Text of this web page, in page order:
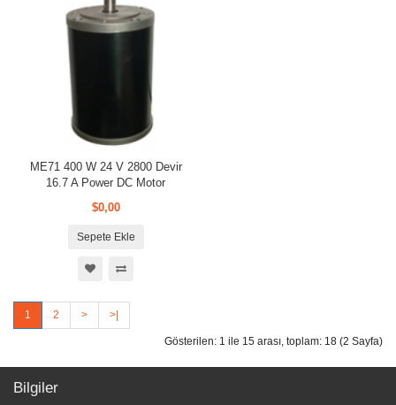
ME71 400 W 24 V 2800 Devir
16.7 A Power DC Motor
$0,00
Sepete Ekle
1 2 > >|
Gösterilen: 1 ile 15 arası, toplam: 18 (2 Sayfa)
Bilgiler